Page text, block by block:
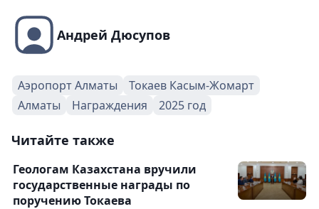
Андрей Дюсупов
Аэропорт Алматы
Токаев Касым-Жомарт
Алматы
Награждения 2025 год
Читайте также
Геологам Казахстана вручили
государственные награды по
поручению Токаева